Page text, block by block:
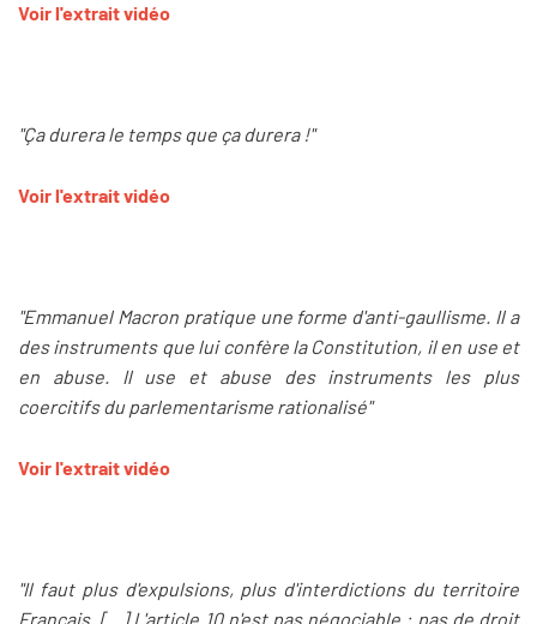
Voir l'extrait vidéo
"Ça durera le temps que ça durera !"
Voir l'extrait vidéo
"Emmanuel Macron pratique une forme d'anti-gaullisme. Il a
des instruments que lui confère la Constitution, il en use et
en abuse. Il use et abuse des instruments les plus
coercitifs du parlementarisme rationalisé"
Voir l'extrait vidéo
"Il faut plus d'expulsions, plus d'interdictions du territoire
Français. [...] L'article 10 n'est pas négociable : pas de droit